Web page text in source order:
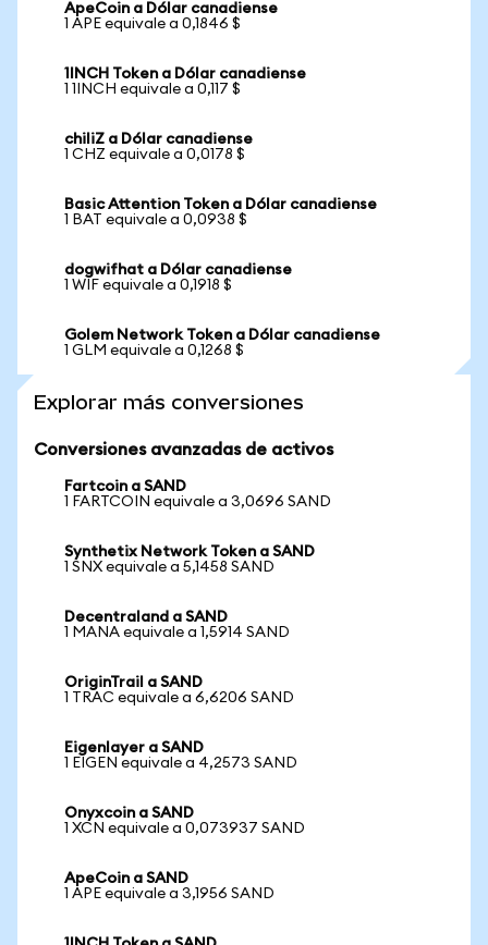
ApeCoin a Dólar canadiense
1 APE equivale a 0,1846 $
1INCH Token a Dólar canadiense
1 1INCH equivale a 0,117 $
chiliZ a Dólar canadiense
1 CHZ equivale a 0,0178 $
Basic Attention Token a Dólar canadiense
1 BAT equivale a 0,0938 $
dogwifhat a Dólar canadiense
1 WIF equivale a 0,1918 $
Golem Network Token a Dólar canadiense
1 GLM equivale a 0,1268 $
Explorar más conversiones
Conversiones avanzadas de activos
Fartcoin a SAND
1 FARTCOIN equivale a 3,0696 SAND
Synthetix Network Token a SAND
1 SNX equivale a 5,1458 SAND
Decentraland a SAND
1 MANA equivale a 1,5914 SAND
OriginTrail a SAND
1 TRAC equivale a 6,6206 SAND
Eigenlayer a SAND
1 EIGEN equivale a 4,2573 SAND
Onyxcoin a SAND
1 XCN equivale a 0,073937 SAND
ApeCoin a SAND
1 APE equivale a 3,1956 SAND